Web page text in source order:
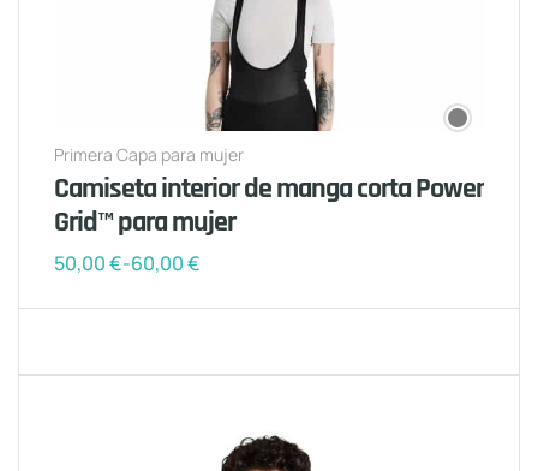
Primera Capa para mujer
Camiseta interior de manga corta Power
Grid™ para mujer
50,00€-60,00€